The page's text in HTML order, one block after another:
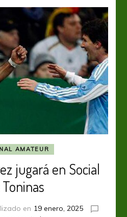
AMATEUR
jugará en Social
en 19 enero, 2025